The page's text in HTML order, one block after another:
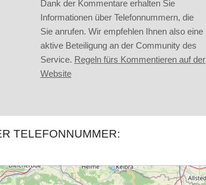
Dank der Kommentare erhalten Sie
Informationen über Telefonnummern, die
Sie anrufen. Wir empfehlen Ihnen also eine
aktive Beteiligung an der Community des
Service. Regeln fürs Kommentieren auf der
Website
TELEFONNUMMER: